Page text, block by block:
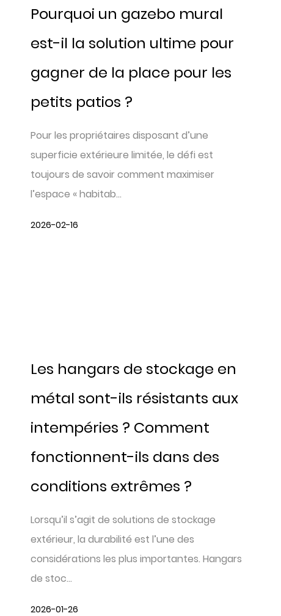
Pourquoi un gazebo mural
est-il la solution ultime pour
gagner de la place pour les
petits patios ?
Pour les propriétaires disposant d’une
superficie extérieure limitée, le défi est
toujours de savoir comment maximiser
l’espace « habitab...
2026-02-16
Les hangars de stockage en
métal sont-ils résistants aux
intempéries ? Comment
fonctionnent-ils dans des
conditions extrêmes ?
Lorsqu’il s’agit de solutions de stockage
extérieur, la durabilité est l’une des
considérations les plus importantes. Hangars
de stoc...
2026-01-26